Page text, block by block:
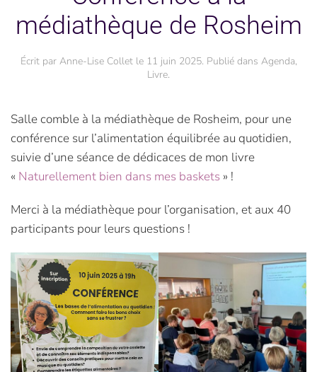
médiathèque de Rosheim
Écrit par Anne-Lise Colletle 11 juin 2025. Publié dans Agenda,
Livre.
Salle comble à la médiathèque de Rosheim, pour une
conférence sur l’alimentation équilibrée au quotidien,
suivie d’une séance de dédicaces de mon livre
« Naturellement bien dans mes baskets » !
Merci à la médiathèque pour l’organisation, et aux 40
participants pour leurs questions !